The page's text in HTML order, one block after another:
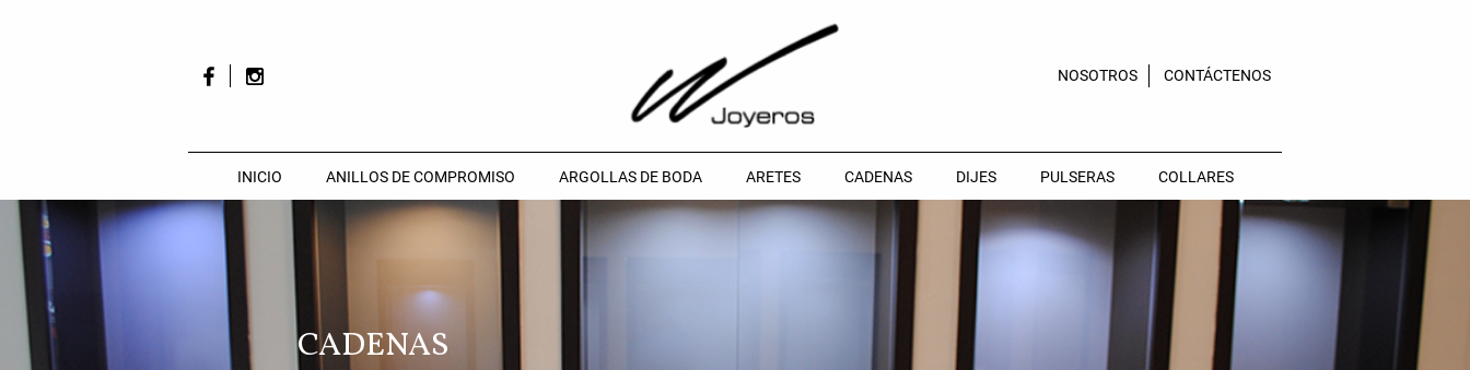
NOSOTROS CONTÁCTENOS
INICIO ANILLOS DE COMPROMISO ARGOLLAS DE BODA ARETES CADENAS DIJES PULSERAS COLLARES
CADENAS